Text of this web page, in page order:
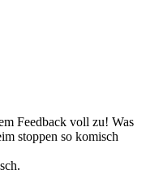
Feedback voll zu! Was
stoppen so komisch